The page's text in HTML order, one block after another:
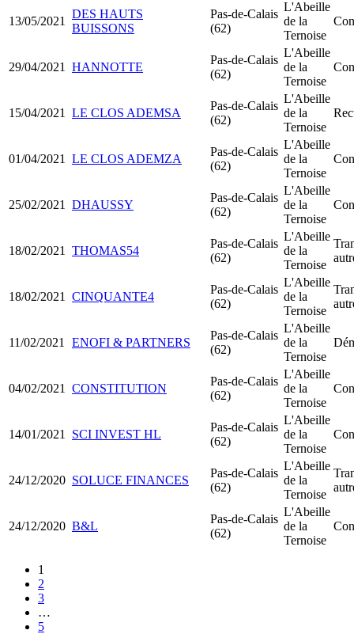
13/05/2021
DES HAUTS
BUISSONS
Pas-de-Calais
(62)
L'Abeille
de la
Ternoise
29/04/2021 HANNOTTE
Pas-de-Calais
(62)
L'Abeille
de la
Ternoise
15/04/2021 LE CLOS ADEMSA
Pas-de-Calais
(62)
L'Abeille
de la
Ternoise
01/04/2021 LE CLOS ADEMZA
Pas-de-Calais
(62)
L'Abeille
de la
Ternoise
25/02/2021 DHAUSSY
Pas-de-Calais
(62)
L'Abeille
de la
Ternoise
18/02/2021 THOMAS54
Pas-de-Calais
(62)
L'Abeille
de la
Ternoise
18/02/2021 CINQUANTE4
Pas-de-Calais
(62)
L'Abeille
de la
Ternoise
11/02/2021 ENOFI & PARTNERS
Pas-de-Calais
(62)
L'Abeille
de la
Ternoise
04/02/2021 CONSTITUTION
Pas-de-Calais
(62)
L'Abeille
de la
Ternoise
14/01/2021 SCI INVEST HL
Pas-de-Calais
(62)
L'Abeille
de la
Ternoise
24/12/2020 SOLUCE FINANCES
Pas-de-Calais
(62)
L'Abeille
de la
Ternoise
24/12/2020 B&L
Pas-de-Calais
(62)
L'Abeille
de la
Ternoise
1
2
3
…
5